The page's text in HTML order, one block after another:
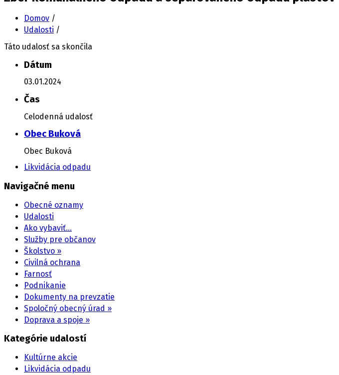
Domov /
Udalosti /
Táto udalosť sa skončila
Dátum
03.01.2024
Čas
Celodenná udalosť
Obec Buková
Obec Buková
Likvidácia odpadu
Navigačné menu
Obecné oznamy
Udalosti
Ako vybaviť…
Služby pre občanov
Školstvo »
Civilná ochrana
Farnosť
Podnikanie
Dokumenty na prevzatie
Spoločný obecný úrad »
Doprava a spoje »
Kategórie udalostí
Kultúrne akcie
Likvidácia odpadu